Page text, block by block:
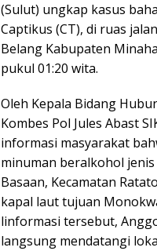
(Sulut) ungkap kasus
Captikus (CT), di ruas
Belang Kabupaten
pukul 01:20 wita.
Oleh Kepala Bidang
Kombes Pol Jules Abast
informasi masyarakat
minuman beralkohol
Basaan, Kecamatan
kapal laut tujuan
linformasi tersebut,
langsung mendatangi